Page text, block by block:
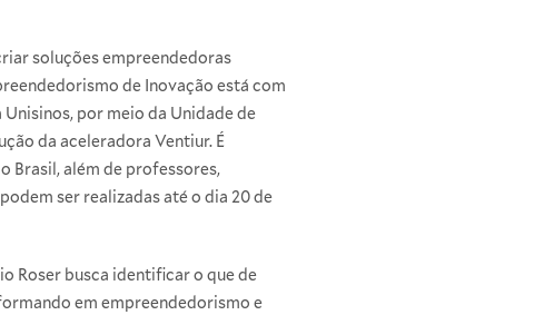
soluções empreendedoras
de Inovação está com
por meio da Unidade de
da aceleradora Ventiur. É
Brasil, além de professores,
ser realizadas até o dia 20 de
Roser busca identificar o que de
em empreendedorismo e